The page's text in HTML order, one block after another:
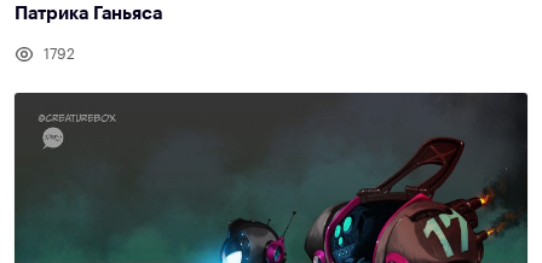
Патрика Ганьяса
1792